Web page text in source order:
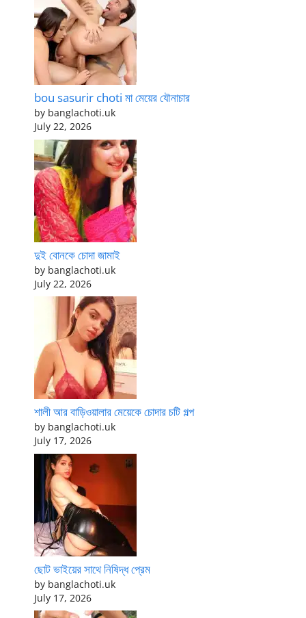
bou sasurir choti মা মেয়ের যৌনাচার
by banglachoti.uk
July 22, 2026
দুই বোনকে চোদা জামাই
by banglachoti.uk
July 22, 2026
শালী আর বাড়িওয়ালার মেয়েকে চোদার চটি গল্প
by banglachoti.uk
July 17, 2026
ছোট ভাইয়ের সাথে নিষিদ্ধ প্রেম
by banglachoti.uk
July 17, 2026